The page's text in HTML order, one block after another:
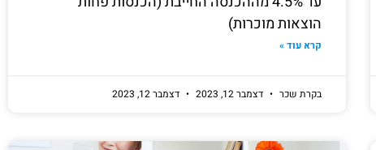
הוצאות מוכרות)
קרא עוד »
בקרת שכר דצמבר 12, 2023 דצמבר 12, 2023